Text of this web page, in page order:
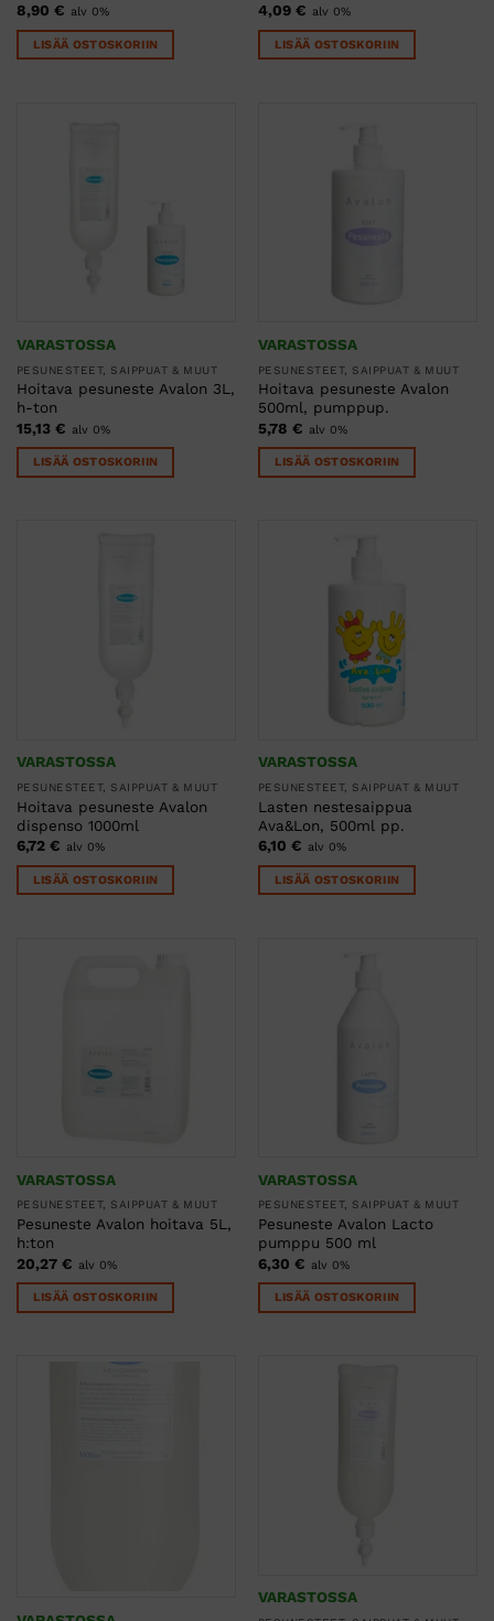
8,90 € alv 0%
LISÄÄ OSTOSKORIIN
4,09 € alv 0%
LISÄÄ OSTOSKORIIN
VARASTOSSA
PESUNESTEET, SAIPPUAT & MUUT
Hoitava pesuneste Avalon 3L,
h-ton
15,13 € alv 0%
LISÄÄ OSTOSKORIIN
VARASTOSSA
PESUNESTEET, SAIPPUAT & MUUT
Hoitava pesuneste Avalon
500ml, pumppup.
5,78 € alv 0%
LISÄÄ OSTOSKORIIN
VARASTOSSA
PESUNESTEET, SAIPPUAT & MUUT
Hoitava pesuneste Avalon
dispenso 1000ml
6,72 € alv 0%
LISÄÄ OSTOSKORIIN
VARASTOSSA
PESUNESTEET, SAIPPUAT & MUUT
Lasten nestesaippua
Ava&Lon, 500ml pp.
6,10 € alv 0%
LISÄÄ OSTOSKORIIN
VARASTOSSA
PESUNESTEET, SAIPPUAT & MUUT
Pesuneste Avalon hoitava 5L,
h:ton
20,27 € alv 0%
LISÄÄ OSTOSKORIIN
VARASTOSSA
PESUNESTEET, SAIPPUAT & MUUT
Pesuneste Avalon Lacto
pumppu 500 ml
6,30 € alv 0%
LISÄÄ OSTOSKORIIN
VARASTOSSA